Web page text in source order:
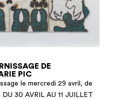
DE
PIC
le mercredi 29 avril, de
30 AVRIL AU 11 JUILLET